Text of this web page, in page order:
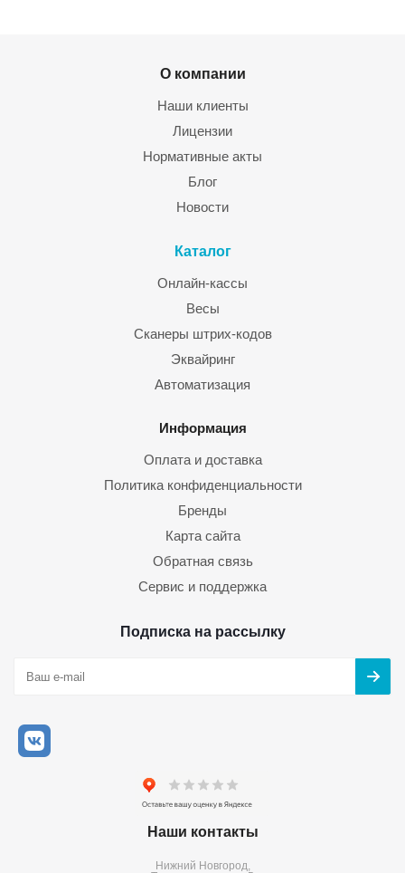
О компании
Наши клиенты
Лицензии
Нормативные акты
Блог
Новости
Каталог
Онлайн-кассы
Весы
Сканеры штрих-кодов
Эквайринг
Автоматизация
Информация
Оплата и доставка
Политика конфиденциальности
Бренды
Карта сайта
Обратная связь
Сервис и поддержка
Подписка на рассылку
Наши контакты
Нижний Новгород,